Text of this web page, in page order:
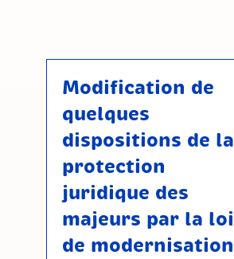
Modification de
quelques
dispositions de la
protection
juridique des
majeurs par la loi
de modernisation